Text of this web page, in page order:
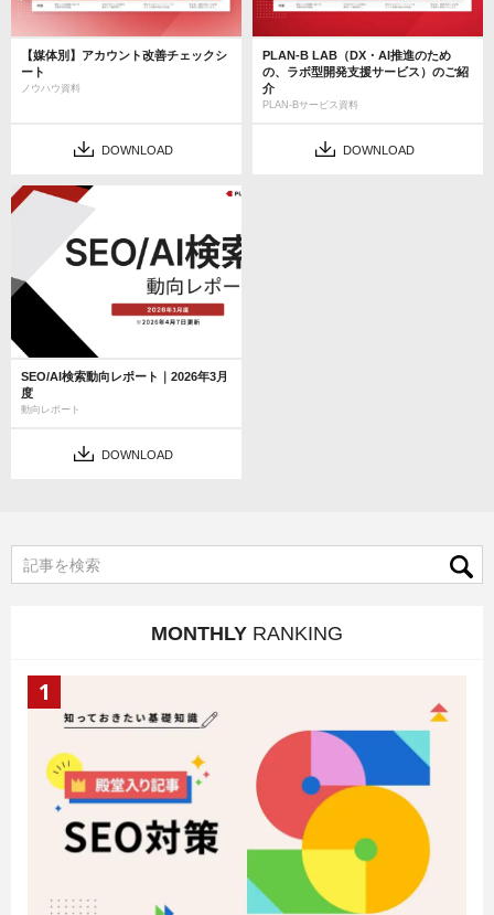
【媒体別】アカウント改善チェックシ
ート
ノウハウ資料
DOWNLOAD
PLAN-B LAB（DX・AI推進のため
の、ラボ型開発支援サービス）のご紹
介
PLAN-Bサービス資料
DOWNLOAD
SEO/AI検索動向レポート｜2026年3月
度
動向レポート
DOWNLOAD
MONTHLY RANKING